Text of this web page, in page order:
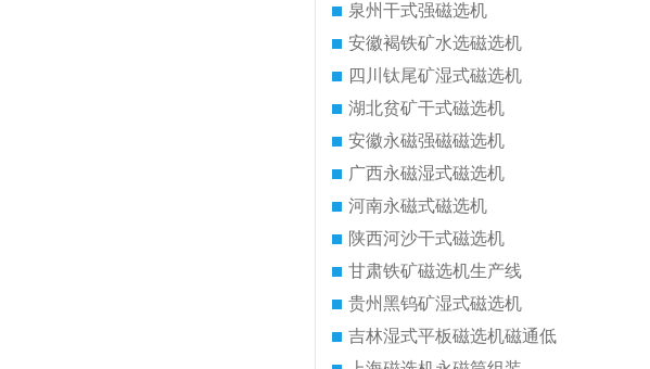
泉州干式强磁选机
安徽褐铁矿水选磁选机
四川钛尾矿湿式磁选机
湖北贫矿干式磁选机
安徽永磁强磁磁选机
广西永磁湿式磁选机
河南永磁式磁选机
陕西河沙干式磁选机
甘肃铁矿磁选机生产线
贵州黑钨矿湿式磁选机
吉林湿式平板磁选机磁通低